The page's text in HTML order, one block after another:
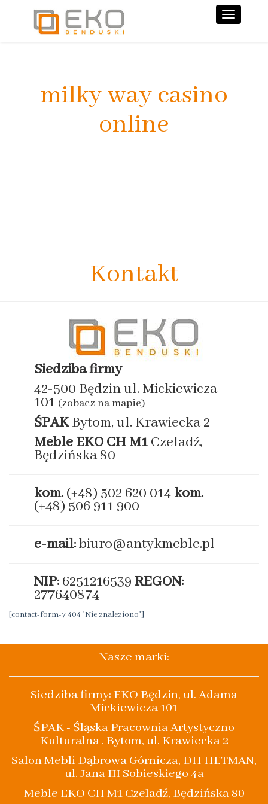
milky way casino
online
Kontakt
Siedziba firmy
42-500 Będzin ul. Mickiewicza
101 (zobacz na mapie)
ŚPAKBytom, ul. Krawiecka 2
Meble EKO CH M1Czeladź,
Będzińska 80
kom. (+48) 502 620 014 kom.
(+48) 506 911 900
e-mail:biuro@antykmeble.pl
NIP: 6251216539 REGON:
277640874
[contact-form-7 404 "Nie znaleziono"]
Nasze marki:
Siedziba firmy: EKO Będzin, ul. Adama
Mickiewicza 101
ŚPAK - Śląska Pracownia Artystyczno
Kulturalna , Bytom, ul. Krawiecka 2
Salon Mebli Dąbrowa Górnicza, DH HETMAN,
ul. Jana III Sobieskiego 4a
Meble EKO CH M1 Czeladź, Będzińska 80